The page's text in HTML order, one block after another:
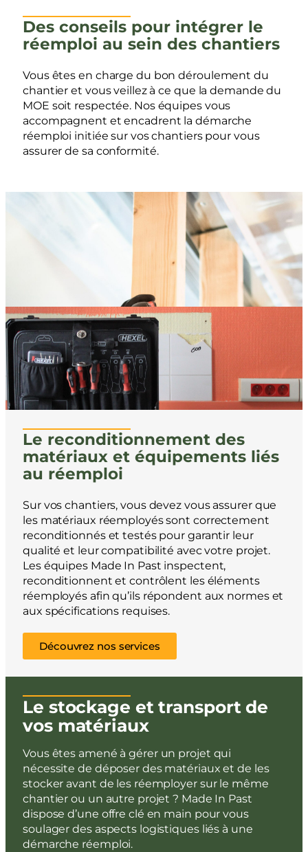
Des conseils pour intégrer le
réemploi au sein des chantiers
Vous êtes en charge du bon déroulement du
chantier et vous veillez à ce que la demande du
MOE soit respectée. Nos équipes vous
accompagnent et encadrent la démarche
réemploi initiée sur vos chantiers pour vous
assurer de sa conformité.
Le reconditionnement des
matériaux et équipements liés
au réemploi
Sur vos chantiers, vous devez vous assurer que
les matériaux réemployés sont correctement
reconditionnés et testés pour garantir leur
qualité et leur compatibilité avec votre projet.
Les équipes Made In Past inspectent,
reconditionnent et contrôlent les éléments
réemployés afin qu’ils répondent aux normes et
aux spécifications requises.
Découvrez nos services
Le stockage et transport de
vos matériaux
Vous êtes amené à gérer un projet qui
nécessite de déposer des matériaux et de les
stocker avant de les réemployer sur le même
chantier ou un autre projet ? Made In Past
dispose d’une offre clé en main pour vous
soulager des aspects logistiques liés à une
démarche réemploi.